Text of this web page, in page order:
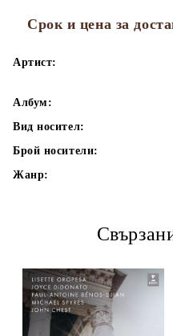
Срок и цена за
Артист:
Албум:
Вид носител:
Брой носители:
Жанр: